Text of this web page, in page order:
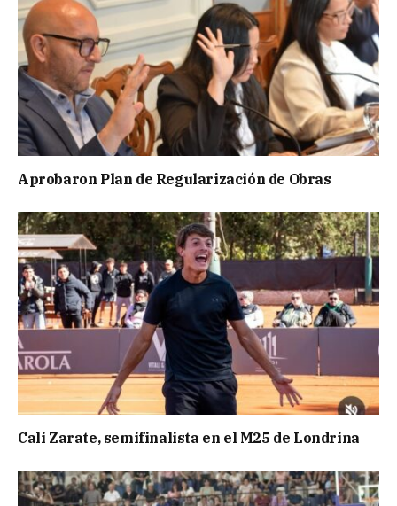
Aprobaron Plan de Regularización de Obras
Cali Zarate, semifinalista en el M25 de Londrina